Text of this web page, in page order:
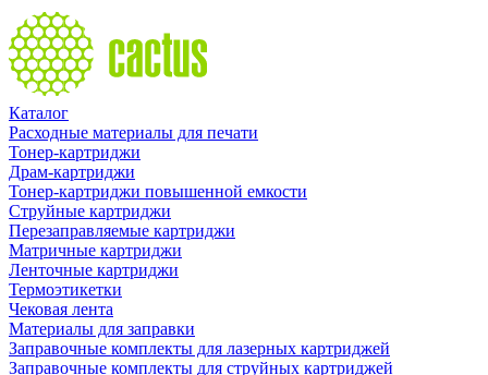
Каталог
Расходные материалы для печати
Тонер-картриджи
Драм-картриджи
Тонер-картриджи повышенной емкости
Струйные картриджи
Перезаправляемые картриджи
Матричные картриджи
Ленточные картриджи
Термоэтикетки
Чековая лента
Материалы для заправки
Заправочные комплекты для лазерных картриджей
Заправочные комплекты для струйных картриджей